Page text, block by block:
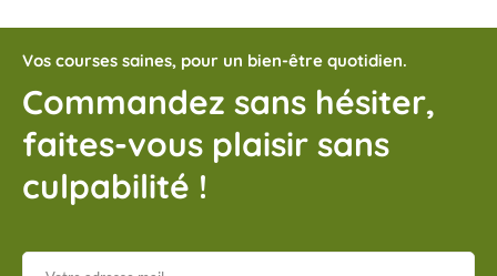
Vos courses saines, pour un bien-être quotidien.
Commandez sans hésiter,
faites-vous plaisir sans
culpabilité !